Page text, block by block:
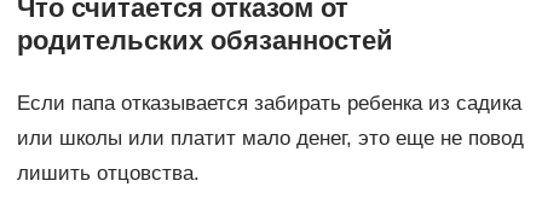
Что считается отказом от
родительских обязанностей
Если папа отказывается забирать ребенка из садика
или школы или платит мало денег, это еще не повод
лишить отцовства.